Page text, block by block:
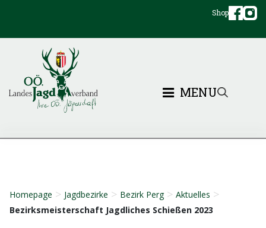
Shop
MENU
Homepage > Jagdbezirke > Bezirk Perg > Aktuelles >
Bezirksmeisterschaft Jagdliches Schießen 2023